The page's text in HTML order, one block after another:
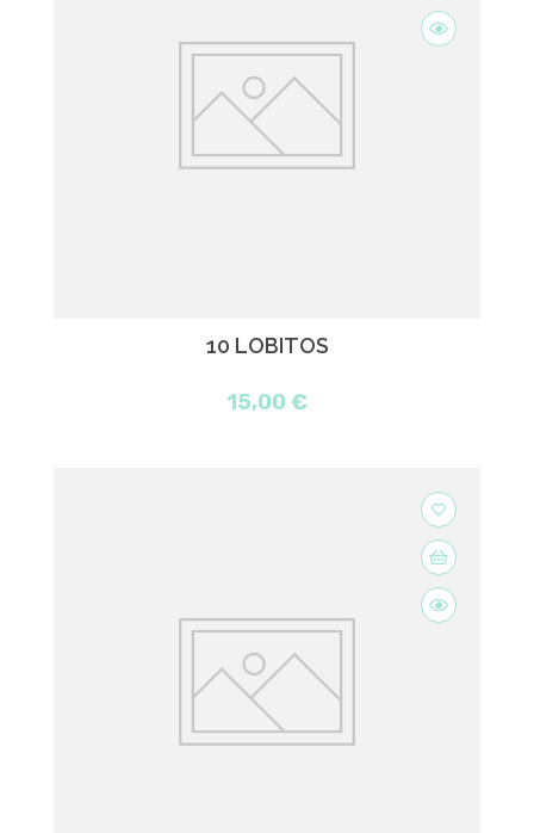
10 LOBITOS
15,00 €
favorite_border